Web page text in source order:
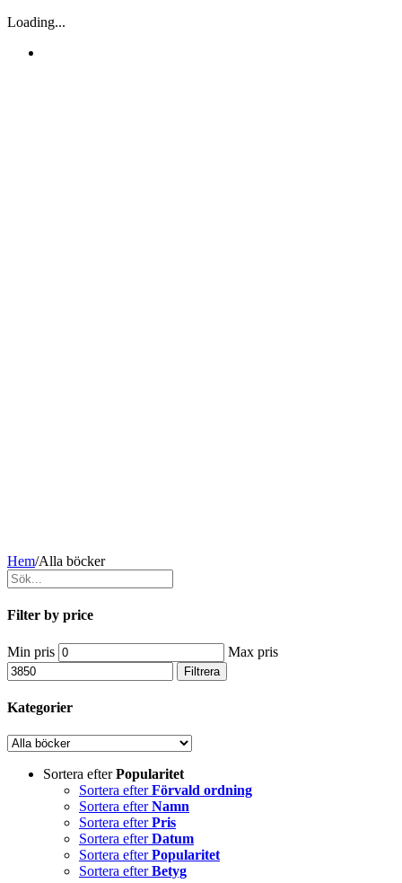
Loading...
Hem/Alla böcker
Filter by price
Min pris Max pris
Filtrera
Kategorier
Sortera efterPopularitet
Sortera efterFörvald ordning
Sortera efterNamn
Sortera efterPris
Sortera efterDatum
Sortera efterPopularitet
Sortera efterBetyg